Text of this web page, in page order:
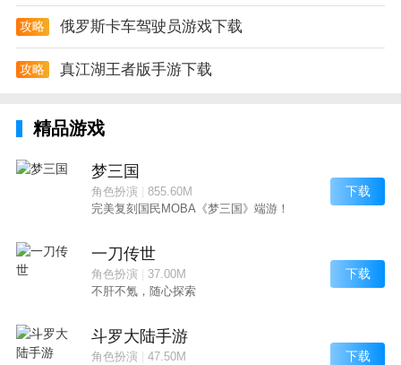
攻略 俄罗斯卡车驾驶员游戏下载
攻略 真江湖王者版手游下载
精品游戏
梦三国
角色扮演| 855.60M
完美复刻国民MOBA《梦三国》端游！
下载
一刀传世
角色扮演| 37.00M
不肝不氪，随心探索
下载
斗罗大陆手游
角色扮演| 47.50M
下载